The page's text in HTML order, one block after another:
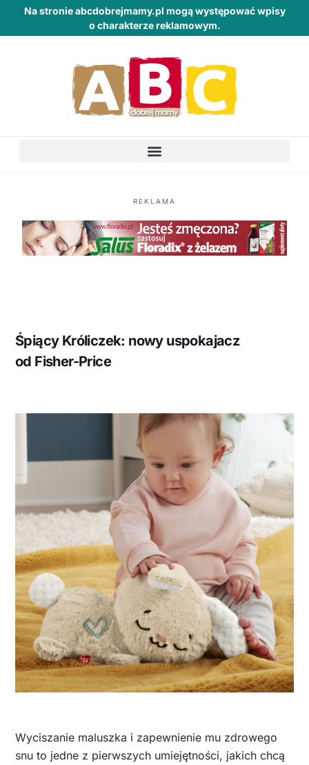
Na stronie abcdobrejmamy.pl mogą występować wpisy
o charakterze reklamowym.
REKLAMA
Śpiący Króliczek: nowy uspokajacz
od Fisher-Price
Wyciszanie maluszka i zapewnienie mu zdrowego
snu to jedne z pierwszych umiejętności, jakich chcą